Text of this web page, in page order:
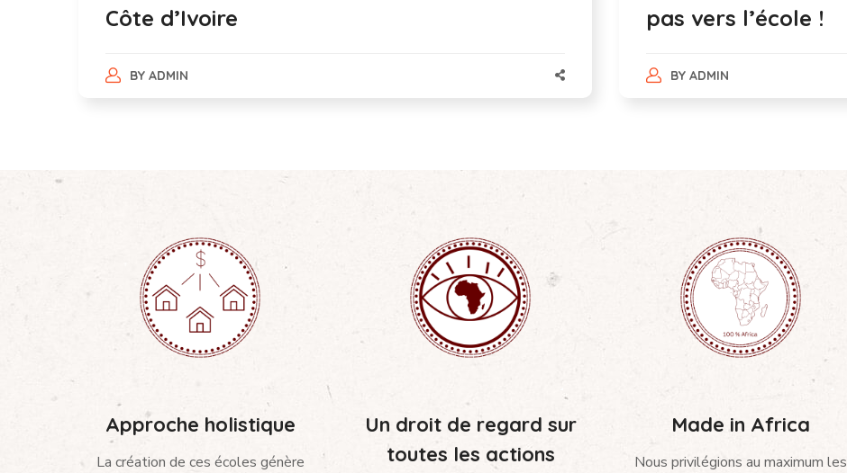
Côte d’Ivoire
BY ADMIN
pas vers l’école !
BY ADMIN
Approche holistique
La création de ces écoles génère
Un droit de regard sur
toutes les actions
Made in Africa
Nous privilégions au maximum les